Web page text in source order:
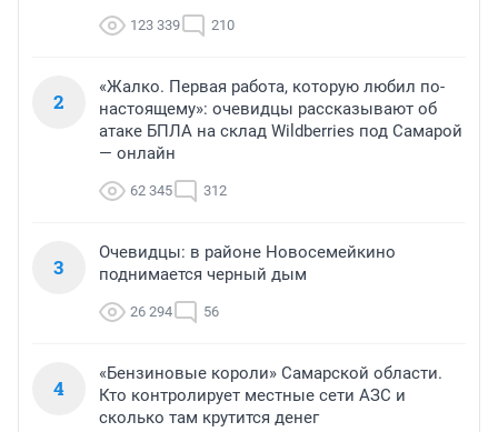
123 339 210
2
«Жалко. Первая работа, которую любил по-
настоящему»: очевидцы рассказывают об
атаке БПЛА на склад Wildberries под Самарой
— онлайн
62 345 312
3
Очевидцы: в районе Новосемейкино
поднимается черный дым
26 294 56
4
«Бензиновые короли» Самарской области.
Кто контролирует местные сети АЗС и
сколько там крутится денег